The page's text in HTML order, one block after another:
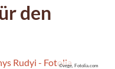
den
©vege, Fotolia.com